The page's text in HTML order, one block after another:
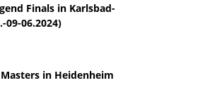
Finals in Karlsbad-
09-06.2024)
in Heidenheim